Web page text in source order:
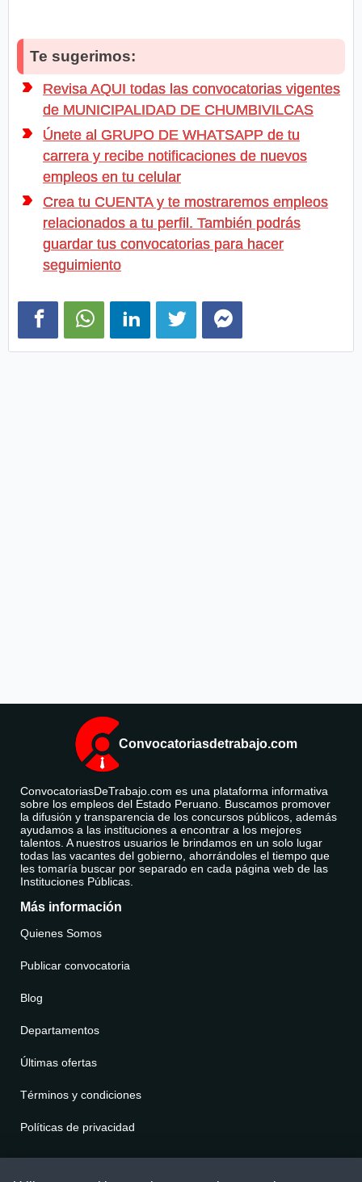
Te sugerimos:
Revisa AQUI todas las convocatorias vigentes
de MUNICIPALIDAD DE CHUMBIVILCAS
Únete al GRUPO DE WHATSAPP de tu
carrera y recibe notificaciones de nuevos
empleos en tu celular
Crea tu CUENTA y te mostraremos empleos
relacionados a tu perfil. También podrás
guardar tus convocatorias para hacer
seguimiento
Convocatoriasdetrabajo.com
ConvocatoriasDeTrabajo.com es una plataforma informativa
sobre los empleos del Estado Peruano. Buscamos promover
la difusión y transparencia de los concursos públicos, además
ayudamos a las instituciones a encontrar a los mejores
talentos. A nuestros usuarios le brindamos en un solo lugar
todas las vacantes del gobierno, ahorrándoles el tiempo que
les tomaría buscar por separado en cada página web de las
Instituciones Públicas.
Más información
Quienes Somos
Publicar convocatoria
Blog
Departamentos
Últimas ofertas
Términos y condiciones
Políticas de privacidad